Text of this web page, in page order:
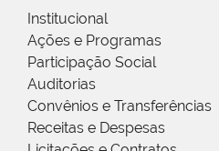
Institucional
Ações e Programas
Participação Social
Auditorias
Convênios e Transferências
Receitas e Despesas